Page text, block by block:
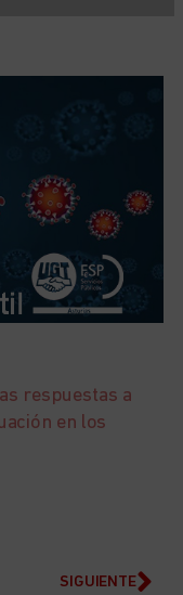
respuestas a
en los
SIGUIENTE